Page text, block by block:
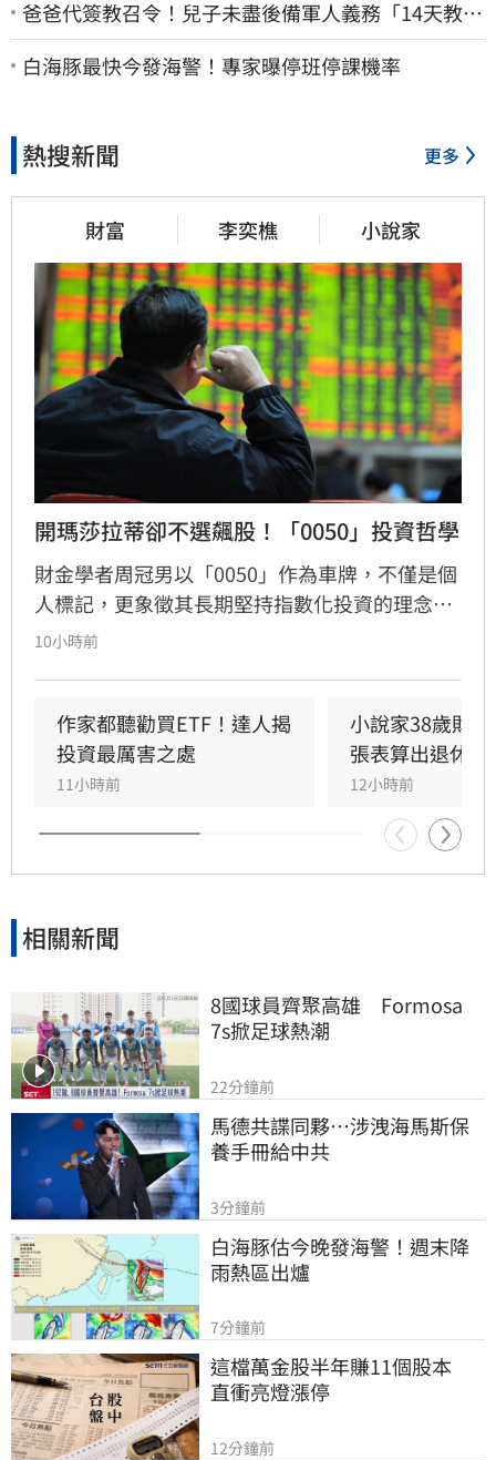
爸爸代簽教召令！兒子未盡後備軍人義務「14天教召
不去」換3個月刑期
白海豚最快今發海警！專家曝停班停課機率
熱搜新聞 更多
財富 李奕樵 小說家
開瑪莎拉蒂卻不選飆股！「0050」投資哲學
財金學者周冠男以「0050」作為車牌，不僅是個
人標記，更象徵其長期堅持指數化投資的理念。
他透過學術研究與親身實踐發現，頻繁選股難以
心不在於預測行情，而是相信市場並與之共同成
長。為推廣此理念，三立財經iNEWS將於8月15
日舉辦「不再選股必勝術」投資論壇，邀請周冠
男解析行為財務學與資產配置策略，協助投資人
在市場震盪中穩健獲利。活動名額有限，歡迎投
資人報名參加，掌握長期致富心法。
10小時前
作家都聽勸買ETF！達人揭
投資最厲害之處
11小時前
小說家38歲財
張表算出退休金
12小時前
相關新聞
8國球員齊聚高雄　Formosa
7s掀足球熱潮
22分鐘前
馬德共諜同夥…涉洩海馬斯保
養手冊給中共
3分鐘前
白海豚估今晚發海警！週末降
雨熱區出爐
7分鐘前
這檔萬金股半年賺11個股本
直衝亮燈漲停
12分鐘前